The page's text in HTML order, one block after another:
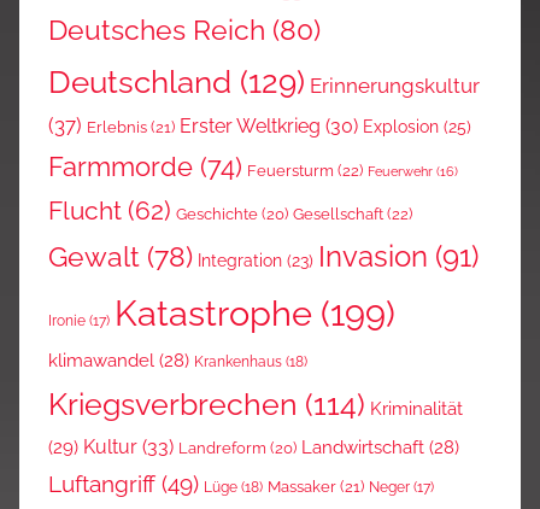
Deutsches Reich (80)
Deutschland (129) Erinnerungskultur
(37) Erlebnis (21) Erster Weltkrieg (30) Explosion (25)
Farmmorde (74) Feuersturm (22) Feuerwehr (16)
Flucht (62) Geschichte (20) Gesellschaft(22)
Gewalt (78) Integration (23) Invasion (91)
Ironie (17) Katastrophe (199)
klimawandel (28) Krankenhaus (18)
Kriegsverbrechen (114) Kriminalität
(29) Kultur (33) Landreform (20) Landwirtschaft (28)
Luftangriff (49) Lüge (18) Massaker (21) Neger (17)